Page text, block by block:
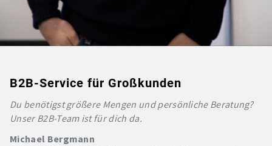
B2B-Service für Großkunden
Du benötigst größere Mengen und persönliche Beratung?
Unser B2B-Team ist für dich da.
Michael Bergmann